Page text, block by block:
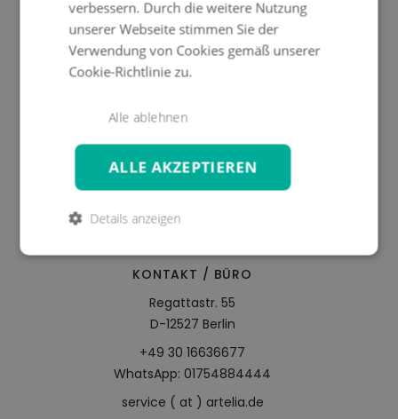
INFOCENTER
FAQ
Zahlarten
Qualität
Materialproben
Pflegehinweise
KONTAKT / BÜRO
Regattastr. 55
D-12527 Berlin
+49 30 16636677
WhatsApp: 01754884444
service ( at ) artelia.de
verbessern. Durch die weitere Nutzung
unserer Webseite stimmen Sie der
Verwendung von Cookies gemäß unserer
Cookie-Richtlinie zu.
ALLE AKZEPTIEREN
Alle ablehnen
Details anzeigen